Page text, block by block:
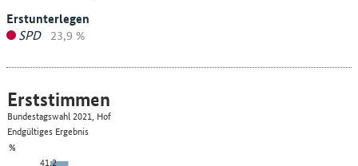
Erstunterlegen
SPD 23,9 %
%
41,2
Erststimmen
Bundestagswahl 2021, Hof
Endgültiges Ergebnis